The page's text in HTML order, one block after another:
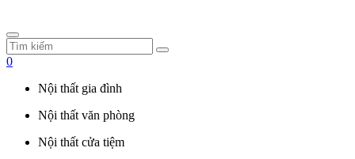
0
Nội thất gia đình
Nội thất văn phòng
Nội thất cửa tiệm